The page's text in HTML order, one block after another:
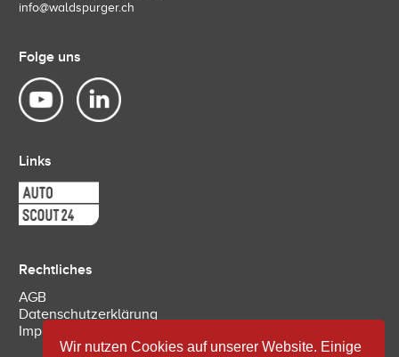
info@waldspurger.ch
Folge uns
Links
Rechtliches
AGB
Datenschutzerklärung
Impressum
Wir nutzen Cookies auf unserer Website. Einige